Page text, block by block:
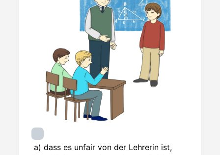
a) dass es unfair von der Lehrerin ist,